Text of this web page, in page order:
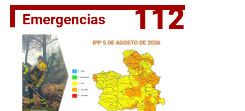
El jefe del Ejecutivo castellanomanchego, Emiliano García-
Emergencias 112